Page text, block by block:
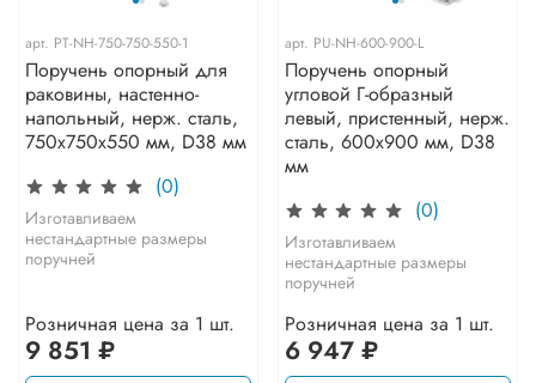
арт. PT-NH-750-750-550-1
Поручень опорный для
раковины, настенно-
напольный, нерж. сталь,
750x750х550 мм, D38 мм
(0)
Изготавливаем
нестандартные размеры
поручней
Розничная цена за 1 шт.
9 851 ₽
арт. PU-NH-600-900-L
Поручень опорный
угловой Г-образный
левый, пристенный, нерж.
сталь, 600x900 мм, D38
мм
(0)
Изготавливаем
нестандартные размеры
поручней
Розничная цена за 1 шт.
6 947 ₽